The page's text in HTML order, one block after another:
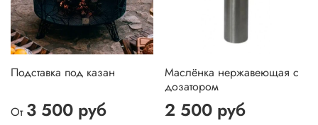
Подставка под казан
От 3 500 руб
Маслёнка нержавеющая с
дозатором
2 500 руб